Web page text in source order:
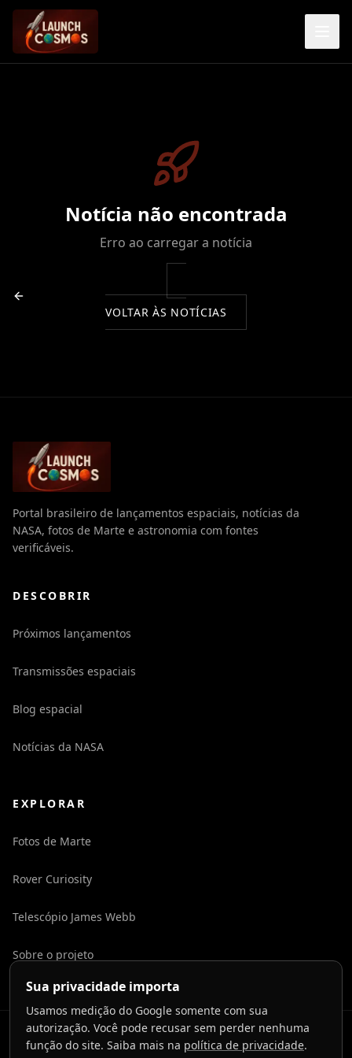
Notícia não encontrada
Erro ao carregar a notícia
VOLTAR ÀS NOTÍCIAS
Portal brasileiro de lançamentos espaciais, notícias da
NASA, fotos de Marte e astronomia com fontes
verificáveis.
DESCOBRIR
Próximos lançamentos
Transmissões espaciais
Blog espacial
Notícias da NASA
EXPLORAR
Fotos de Marte
Rover Curiosity
Telescópio James Webb
Sobre o projeto
2026LaunchToCosmos.
Sua privacidade importa
Usamos medição do Google somente com sua
autorização. Você pode recusar sem perder nenhuma
função do site. Saiba mais na política de privacidade.